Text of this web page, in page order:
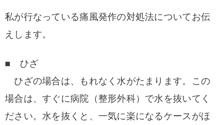
私が行なっている痛風発作の対処法についてお伝
えします。
■ ひざ
ひざの場合は、もれなく水がたまります。この
場合は、すぐに病院（整形外科）で水を抜いてく
ださい。 水を抜くと、一気に楽になるケースがほ